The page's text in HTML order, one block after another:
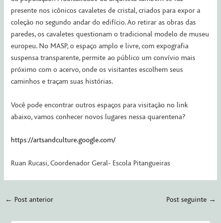
presente nos icônicos cavaletes de cristal, criados para expor a
coleção no segundo andar do edifício. Ao retirar as obras das
paredes, os cavaletes questionam o tradicional modelo de museu
europeu. No MASP, o espaço amplo e livre, com expografia
suspensa transparente, permite ao público um convívio mais
próximo com o acervo, onde os visitantes escolhem seus
caminhos e traçam suas histórias.
Você pode encontrar outros espaços para visitação no link
abaixo, vamos conhecer novos lugares nessa quarentena?
https://artsandculture.google.com/
Ruan Rucasi, Coordenador Geral- Escola Pitangueiras
← Post anterior Post seguinte →